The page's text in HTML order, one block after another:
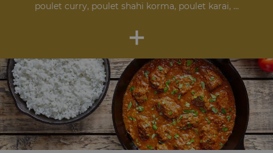
poulet curry, poulet shahi korma, poulet karai, ...
+